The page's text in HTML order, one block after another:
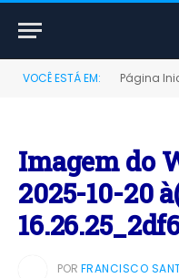
VOCÊ ESTÁ EM: Página
Imagem do
2025-10-20
POR FRANCISCO